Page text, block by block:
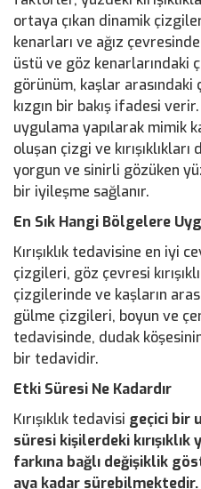
ortaya çıkan dinamik
kenarları ve ağız
üstü ve göz kenarlarındaki
görünüm, kaşlar arasındaki
kızgın bir bakış ifadesi
uygulama yapılarak mimik
oluşan çizgi ve
yorgun ve sinirli gözüken
bir iyileşme sağlanır.
En Sık Hangi Bölgelere
Kırışıklık tedavisine en iyi
çizgileri, göz çevresi
çizgilerinde ve kaşların
gülme çizgileri, boyun ve
tedavisinde, dudak köşesinin
bir tedavidir.
Etki Süresi Ne Kadardır
Kırışıklık tedavisi geçici bir
süresi kişilerdeki
farkına bağlı değişiklik
aya kadar sürebilmektedir.